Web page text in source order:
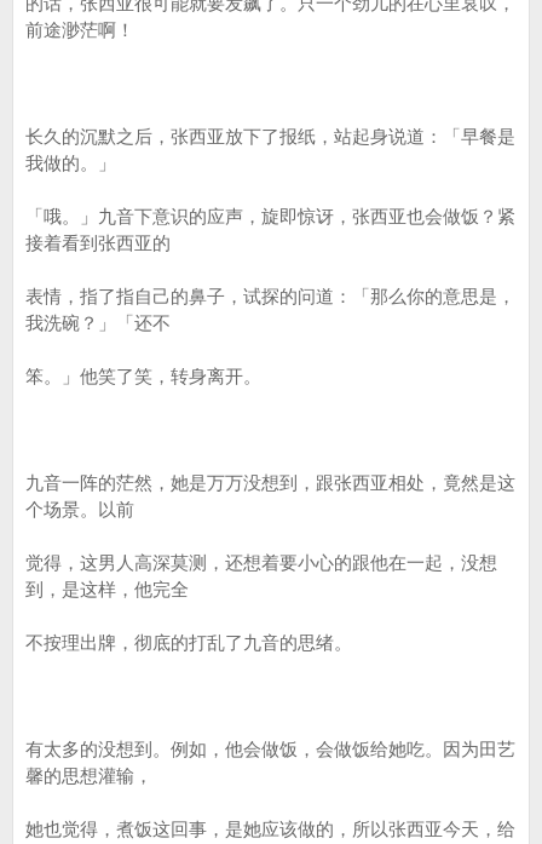
前途渺茫啊！
长久的沉默之后，张西亚放下了报纸，站起身说道：「早餐是
我做的。」
「哦。」九音下意识的应声，旋即惊讶，张西亚也会做饭？紧
接着看到张西亚的
表情，指了指自己的鼻子，试探的问道：「那么你的意思是，
我洗碗？」「还不
笨。」他笑了笑，转身离开。
九音一阵的茫然，她是万万没想到，跟张西亚相处，竟然是这
个场景。以前
觉得，这男人高深莫测，还想着要小心的跟他在一起，没想
到，是这样，他完全
不按理出牌，彻底的打乱了九音的思绪。
有太多的没想到。例如，他会做饭，会做饭给她吃。因为田艺
馨的思想灌输，
她也觉得，煮饭这回事，是她应该做的，所以张西亚今天，给